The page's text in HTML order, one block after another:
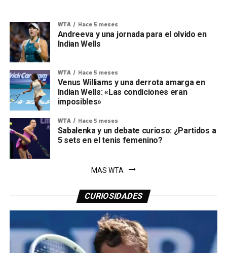
WTA Hace 5 meses
Andreeva y una jornada para el olvido en
Indian Wells
WTA Hace 5 meses
Venus Williams y una derrota amarga en
Indian Wells: «Las condiciones eran
imposibles»
WTA Hace 5 meses
Sabalenka y un debate curioso: ¿Partidos a
5 sets en el tenis femenino?
MAS WTA
CURIOSIDADES